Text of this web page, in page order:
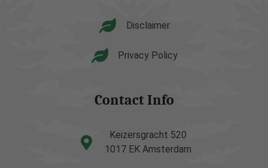
Disclaimer
Privacy Policy
Contact Info
Keizersgracht 520
1017 EK Amsterdam